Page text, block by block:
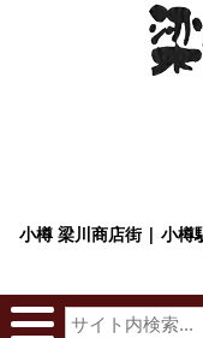
小樽 梁川商店街 | 小樽